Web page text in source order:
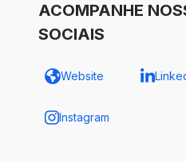
ACOMPANHE
SOCIAIS
Website
Instagram